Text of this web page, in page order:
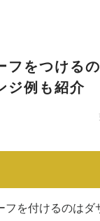
フをつける
ジ例も紹介
フを付けるのはダ